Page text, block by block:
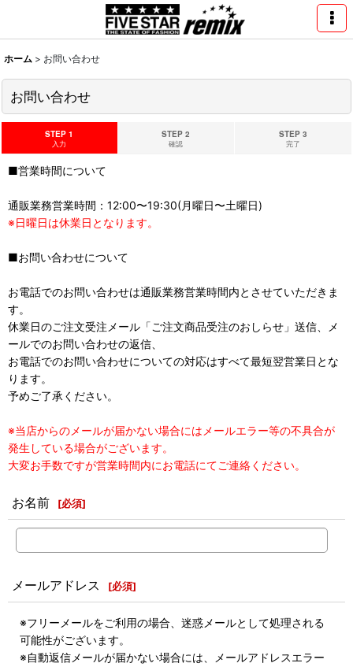
ホーム > お問い合わせ
お問い合わせ
STEP 1
入力
STEP 2
確認
STEP 3
完了
■営業時間について
通販業務営業時間：12:00〜19:30(月曜日〜土曜日)
※日曜日は休業日となります。
■お問い合わせについて
お電話でのお問い合わせは通販業務営業時間内とさせていただきま
す。
休業日のご注文受注メール「ご注文商品受注のおしらせ」送信、メ
ールでのお問い合わせの返信、
お電話でのお問い合わせについての対応はすべて最短翌営業日とな
ります。
予めご了承ください。
※当店からのメールが届かない場合にはメールエラー等の不具合が
発生している場合がございます。
大変お手数ですが営業時間内にお電話にてご連絡ください。
お名前 [必須]
メールアドレス [必須]
※フリーメールをご利用の場合、迷惑メールとして処理される
可能性がございます。
※自動返信メールが届かない場合には、メールアドレスエラー